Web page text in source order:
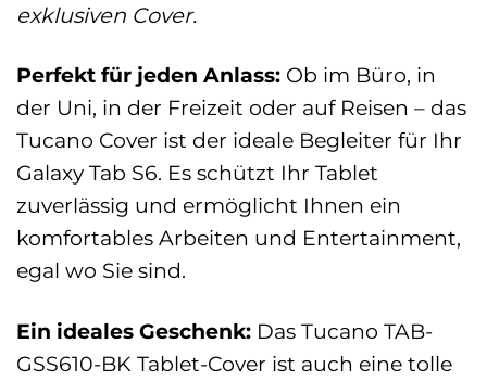
exklusiven Cover.
Perfekt für jeden Anlass: Ob im Büro, in
der Uni, in der Freizeit oder auf Reisen – das
Tucano Cover ist der ideale Begleiter für Ihr
Galaxy Tab S6. Es schützt Ihr Tablet
zuverlässig und ermöglicht Ihnen ein
komfortables Arbeiten und Entertainment,
egal wo Sie sind.
Ein ideales Geschenk: Das Tucano TAB-
GSS610-BK Tablet-Cover ist auch eine tolle